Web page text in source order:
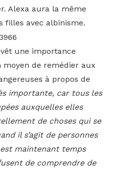
Alexa aura la même
filles avec albinisme.
une importance
de remédier aux
à propos de
importante, car tous les
auxquelles elles
de choses qui se
il s’agit de personnes
maintenant temps
de comprendre de